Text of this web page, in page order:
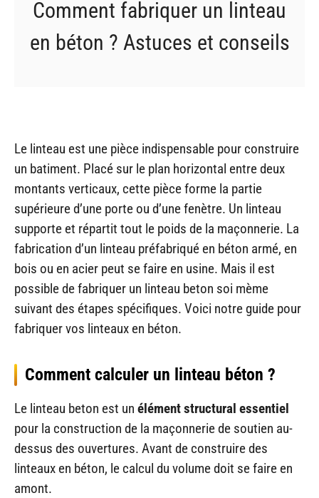
Comment fabriquer un linteau
en béton ? Astuces et conseils
Le linteau est une pièce indispensable pour construire
un batiment. Placé sur le plan horizontal entre deux
montants verticaux, cette pièce forme la partie
supérieure d’une porte ou d’une fenètre. Un linteau
supporte et répartit tout le poids de la maçonnerie. La
fabrication d’un linteau préfabriqué en béton armé, en
bois ou en acier peut se faire en usine. Mais il est
possible de fabriquer un linteau beton soi mème
suivant des étapes spécifiques. Voici notre guide pour
fabriquer vos linteaux en béton.
Comment calculer un linteau béton ?
Le linteau beton est un élément structural essentiel
pour la construction de la maçonnerie de soutien au-
dessus des ouvertures. Avant de construire des
linteaux en béton, le calcul du volume doit se faire en
amont.